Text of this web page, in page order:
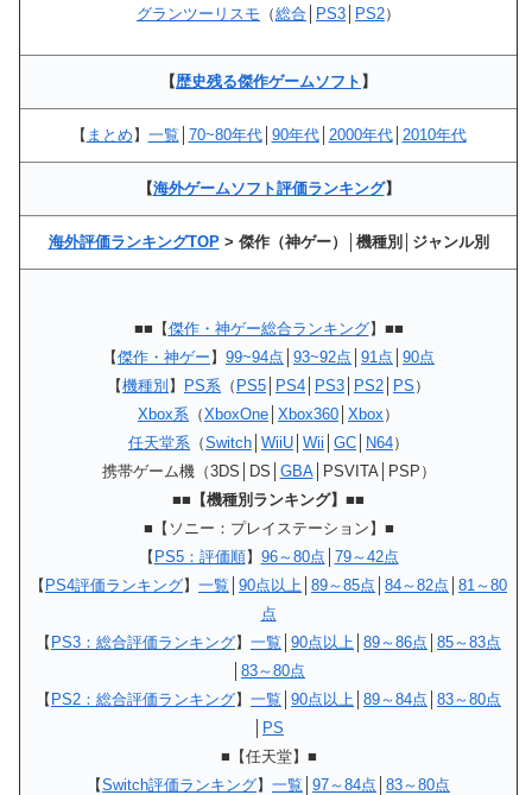
グランツーリスモ （総合 PS3 PS2）
【歴史残る傑作ゲームソフト 】
【 まとめ 】 一覧 70~80年代│ 90年代│ 2000年代│ 2010年代
【海外ゲームソフト評価ランキング】
海外評価ランキングTOP> 傑作（神ゲー）│機種別│ジャンル別
■■【傑作・神ゲー総合ランキング】■■
【傑作・神ゲー 】 99~94点 93~92点 91点 90点
【機種別 】 PS系 （ PS5 PS4 PS3 PS2 PS ）
Xbox系 （XboxOne Xbox360 Xbox ）
任天堂系 （Switch WiiU Wii GC N64）
携帯ゲーム機（3DS│DS│ GBA│PSVITA│PSP）
■■【機種別ランキング】■■
■【ソニー：プレイステーション】■
【 PS5：評価順】 96～80点 79～42点
【 PS4評価ランキング】 一覧 90点以上 89～85点 84～82点 81～80
点
【 PS3：総合評価ランキング】 一覧 90点以上 89～86点 85～83点
83～80点
【 PS2：総合評価ランキング】 一覧 90点以上 89～84点 83～80点
PS
■【任天堂】■
【Switch評価ランキング】 一覧 97～84点 83～80点